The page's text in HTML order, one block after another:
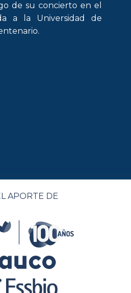
de su concierto en el
a la Universidad de
APORTE DE